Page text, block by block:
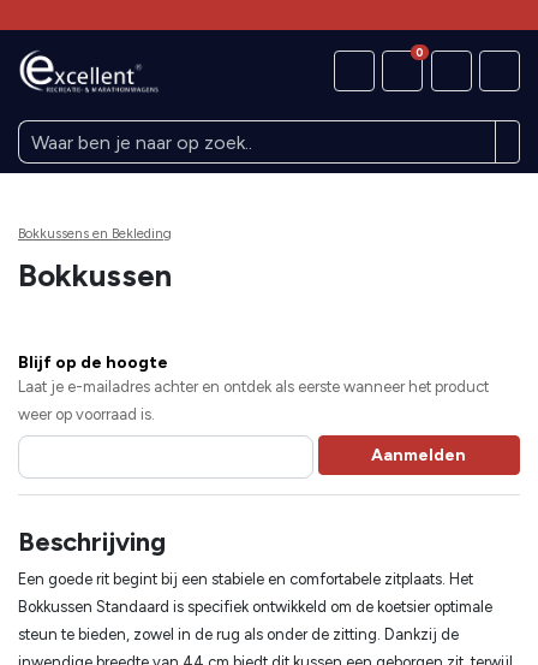
0
Bokkussens en Bekleding
Bokkussen
Blijf op de hoogte
Laat je e-mailadres achter en ontdek als eerste wanneer het product
weer op voorraad is.
Aanmelden
Beschrijving
Een goede rit begint bij een stabiele en comfortabele zitplaats. Het
Bokkussen Standaard is specifiek ontwikkeld om de koetsier optimale
steun te bieden, zowel in de rug als onder de zitting. Dankzij de